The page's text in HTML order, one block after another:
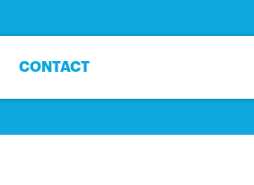
CONTACT